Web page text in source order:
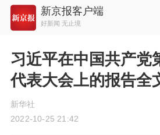
新京报客户端
好新闻 无止境
习近平在中国共产党
代表大会上的报告全
新华社
2022-10-25 21:42